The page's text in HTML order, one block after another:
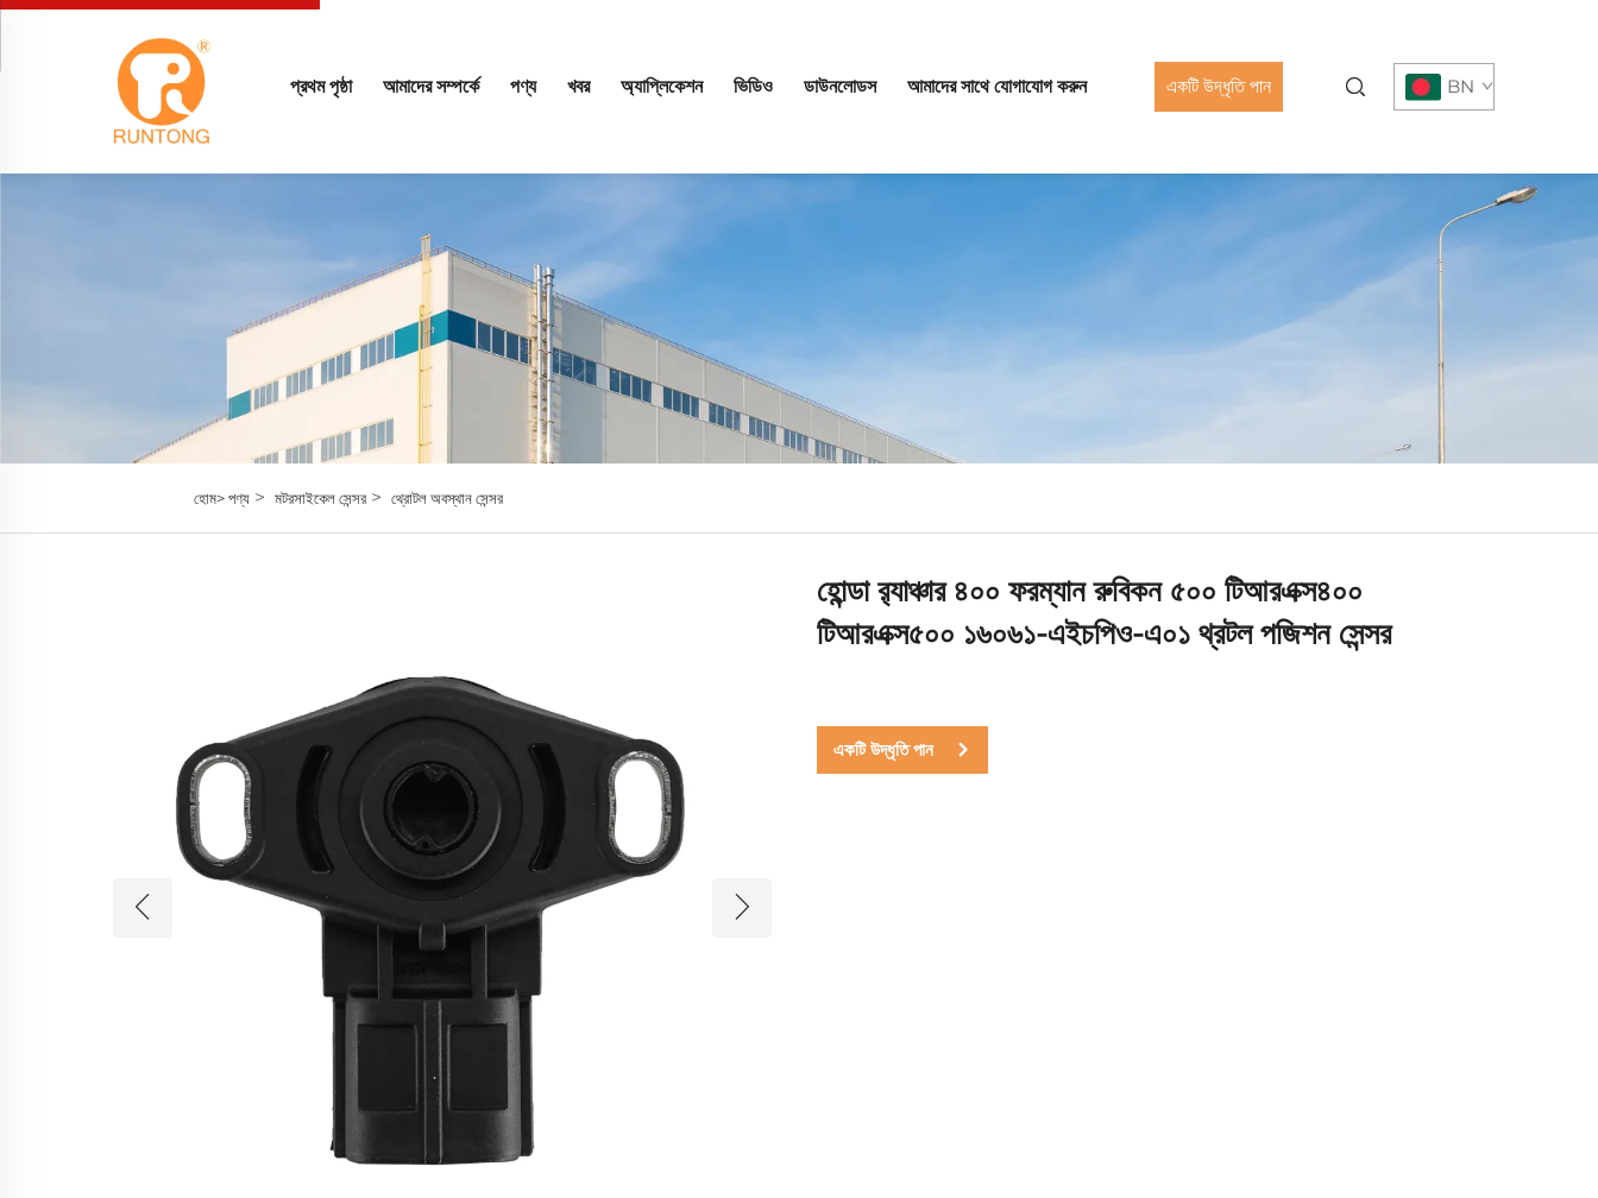
প্রথম পৃষ্ঠা আমাদের সম্পর্কে পণ্য খবর অ্যাপ্লিকেশন ভিডিও ডাউনলোডস আমাদের সাথে যোগাযোগ করুন একটি উদ্ধৃতি পান BN
হোম>পণ্য> মটরসাইকেল সেন্সর> থ্রোটল অবস্থান সেন্সর
হোন্ডা র‍্যাঞ্চার ৪০০ ফরম্যান রুবিকন ৫০০ টিআরএক্স৪০০
টিআরএক্স৫০০ ১৬০৬১-এইচপিও-এ০১ থ্রটল পজিশন সেন্সর
একটি উদ্ধৃতি পান